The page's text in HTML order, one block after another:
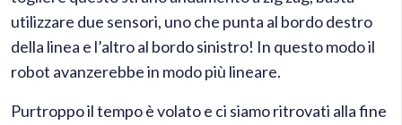
utilizzare due sensori, uno che punta al bordo destro
della linea e l’altro al bordo sinistro! In questo modo il
robot avanzerebbe in modo più lineare.
Purtroppo il tempo è volato e ci siamo ritrovati alla fine